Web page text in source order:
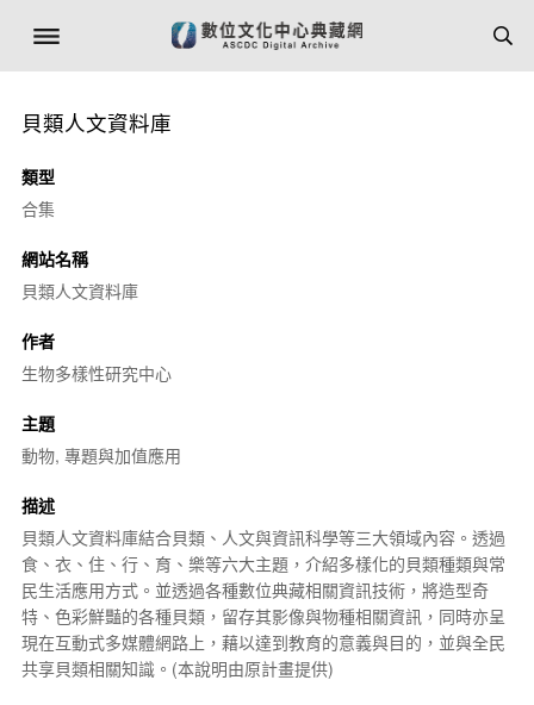
貝類人文資料庫
類型
合集
網站名稱
貝類人文資料庫
作者
生物多樣性研究中心
主題
動物, 專題與加值應用
描述
貝類人文資料庫結合貝類、人文與資訊科學等三大領域內容。透過
食、衣、住、行、育、樂等六大主題，介紹多樣化的貝類種類與常
民生活應用方式。並透過各種數位典藏相關資訊技術，將造型奇
特、色彩鮮豔的各種貝類，留存其影像與物種相關資訊，同時亦呈
現在互動式多媒體網路上，藉以達到教育的意義與目的，並與全民
共享貝類相關知識。(本說明由原計畫提供)